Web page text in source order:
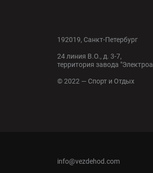
192019, Санкт-Петербург
24 линия В.О., д. 3-7,
территория завода
© 2022 — Спорт и Отдых
info@vezdehod.com